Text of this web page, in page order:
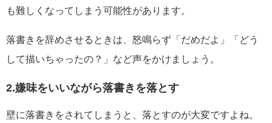
も難しくなってしまう可能性があります。
落書きを辞めさせるときは、怒鳴らず「だめだよ」「どう
して描いちゃったの？」など声をかけましょう。
2.嫌味をいいながら落書きを落とす
壁に落書きをされてしまうと、落とすのが大変ですよね。